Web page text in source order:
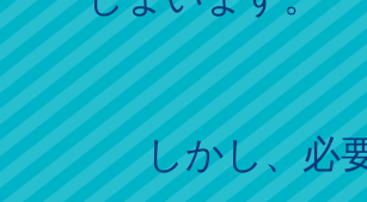
しかし、必